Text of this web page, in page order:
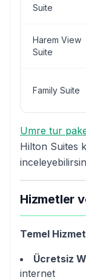
Suite
Harem View
Suite
Family Suite
Umre tur
Hilton Suites
Hizmetler
Temel
Ücretsiz
internet